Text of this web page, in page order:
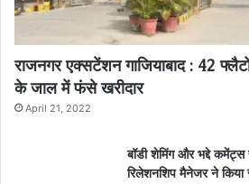
राजनगर एक्सटेंशन गाजियाबाद : 42
के जाल में फंसे खरीदार
April 21, 2022
बॉडी शेमिंग और भद्दे
रिलेशनशिप मैनेजर ने किया